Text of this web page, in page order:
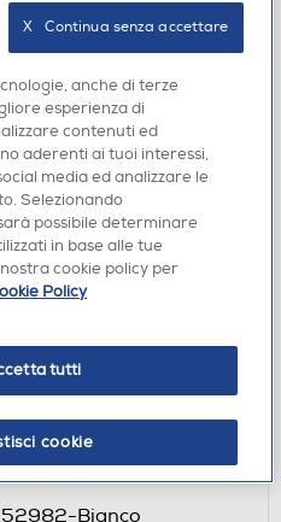
ALKALINE
verifica
Bianco
anche di terze
esperienza di
contenuti ed
aderenti ai tuoi interessi,
media ed analizzare le
Selezionando
possibile determinare
in base alle tue
cookie policy per
Policy
tutti
cookie
X   Continua senza accettare